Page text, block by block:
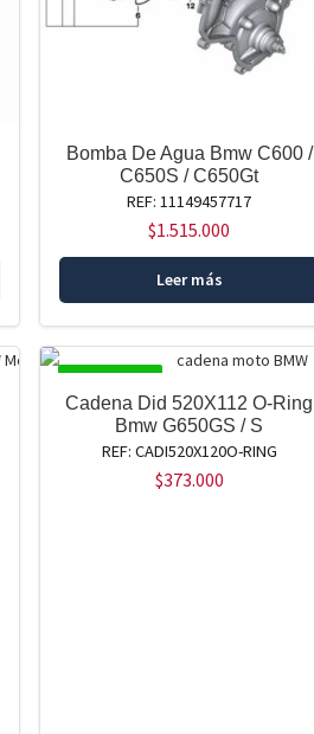
Bomba De Agua Bmw C600 /
C650S / C650Gt
REF: 11149457717
$1.515.000
Leer más
DISPONIBLE
Cadena Did 520X112 O-Ring
Bmw G650GS / S
REF: CADI520X120O-RING
$373.000